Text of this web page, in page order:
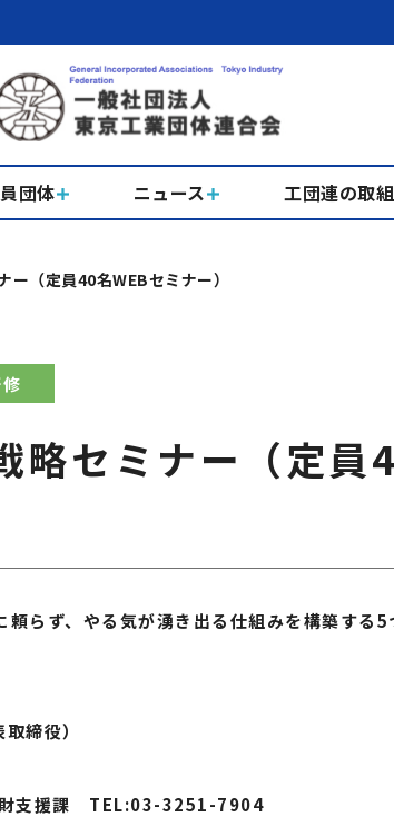
団体 ニュース 工団連の取組
（定員40名WEBセミナー）
略セミナー（定員
らず、やる気が湧き出る仕組みを構築する5
締役）
財支援課 TEL:03-3251-7904